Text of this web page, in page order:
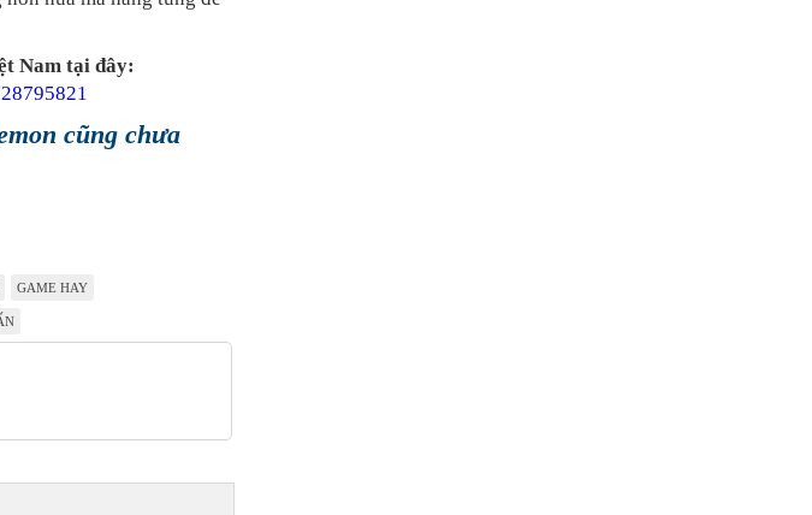
Nam tại đây:
cũng chưa
GAME HAY